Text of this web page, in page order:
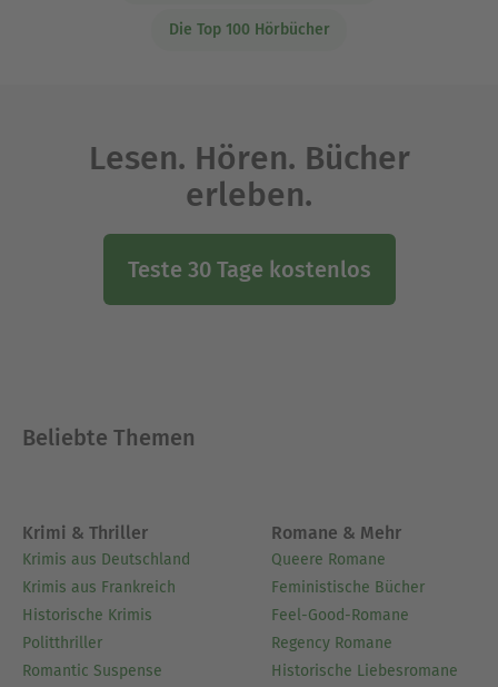
Die Top 100 Hörbücher
Lesen. Hören. Bücher
erleben.
Teste 30 Tage kostenlos
Beliebte Themen
Krimi & Thriller
Krimis aus Deutschland
Krimis aus Frankreich
Historische Krimis
Politthriller
Romantic Suspense
Romane & Mehr
Queere Romane
Feministische Bücher
Feel-Good-Romane
Regency Romane
Historische Liebesromane